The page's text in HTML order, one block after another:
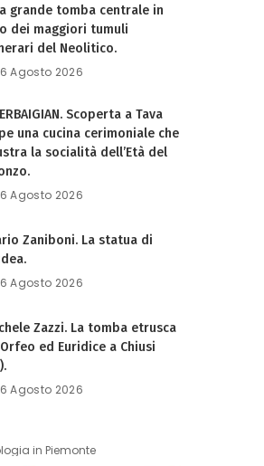
grande tomba centrale in
dei maggiori tumuli
del Neolitico.
6 Agosto 2026
Scoperta a Tava
una cucina cerimoniale che
la socialità dell’Età del
6 Agosto 2026
Zaniboni. La statua di
6 Agosto 2026
Zazzi. La tomba etrusca
ed Euridice a Chiusi
6 Agosto 2026
in Piemonte